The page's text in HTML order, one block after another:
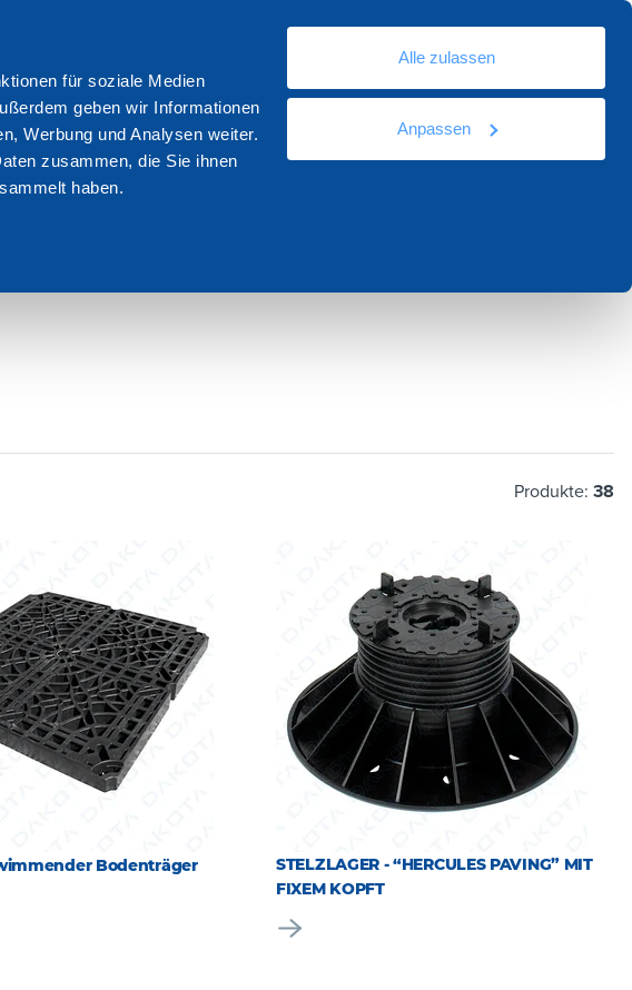
für soziale Medien
geben wir Informationen
Werbung und Analysen weiter.
zusammen, die Sie ihnen
haben.
Alle zulassen
Anpassen
Produkte: 38
Bodenträger
STELZLAGER - “HERCULES PAVING” MIT
FIXEM KOPFT